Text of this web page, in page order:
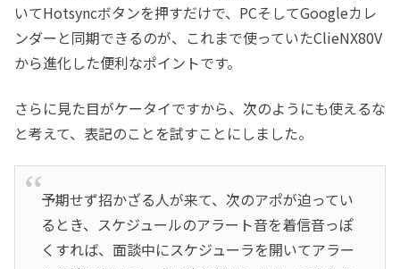
いてHotsyncボタンを押すだけで、PCそしてGoogleカレ
ンダーと同期できるのが、これまで使っていたClieNX80V
から進化した便利なポイントです。
さらに見た目がケータイですから、次のようにも使えるな
と考えて、表記のことを試すことにしました。
予期せず招かざる人が来て、次のアポが迫ってい
るとき、スケジュールのアラート音を着信音っぽ
くすれば、面談中にスケジューラを開いてアラー